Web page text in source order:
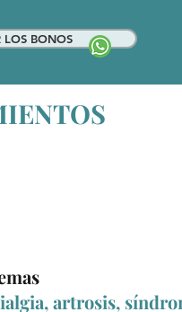
LOS BONOS
artrosis,